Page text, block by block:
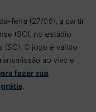
feira (27/06), a partir
(SC), no estádio
O jogo é válido
ao vivo e
fazer sua
grátis.